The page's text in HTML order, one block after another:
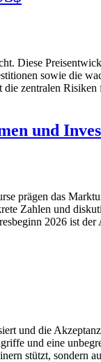
Diese
sowie die
zentralen
und
prägen das
Zahlen und
2026 ist
und die
und eine
stützt, sondern